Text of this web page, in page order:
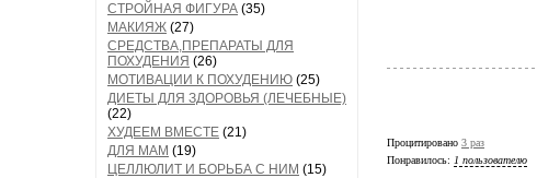
СТРОЙНАЯ ФИГУРА (35)
МАКИЯЖ (27)
СРЕДСТВА,ПРЕПАРАТЫ ДЛЯ
ПОХУДЕНИЯ (26)
МОТИВАЦИИ К ПОХУДЕНИЮ (25)
ДИЕТЫ ДЛЯ ЗДОРОВЬЯ (ЛЕЧЕБНЫЕ)
(22)
ХУДЕЕМ ВМЕСТЕ (21)
ДЛЯ МАМ (19)
ЦЕЛЛЮЛИТ И БОРЬБА С НИМ (15)
Процитировано 3 раз
Понравилось: 1 пользователю